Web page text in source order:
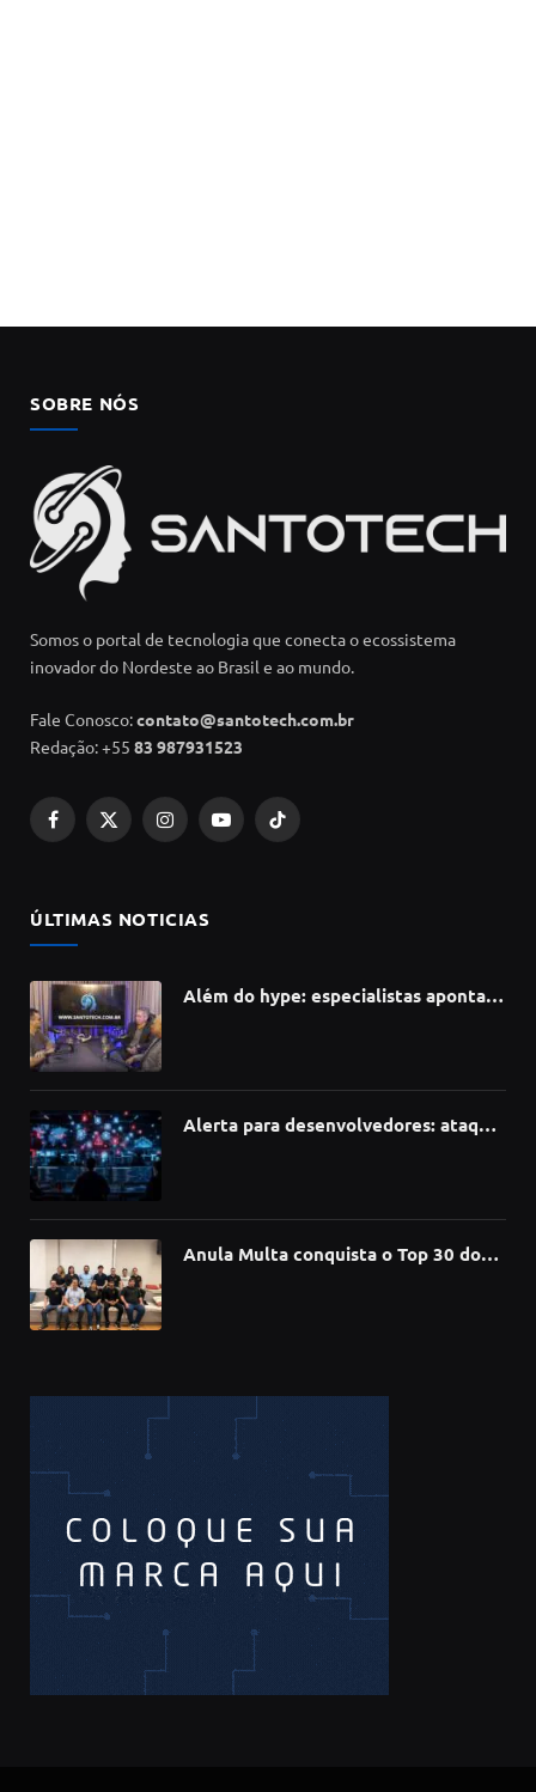
SOBRE NÓS
Somos o portal de tecnologia que conecta o ecossistema
inovador do Nordeste ao Brasil e ao mundo.
Fale Conosco:contato@santotech.com.br
Redação: +55 83 987931523
Facebook
X
InstagramYouTubeTikTok
ÚLTIMAS NOTICIAS
Além do hype: especialistas apontam
Alerta para desenvolvedores: ataque
Anula Multa conquista o Top 30 do